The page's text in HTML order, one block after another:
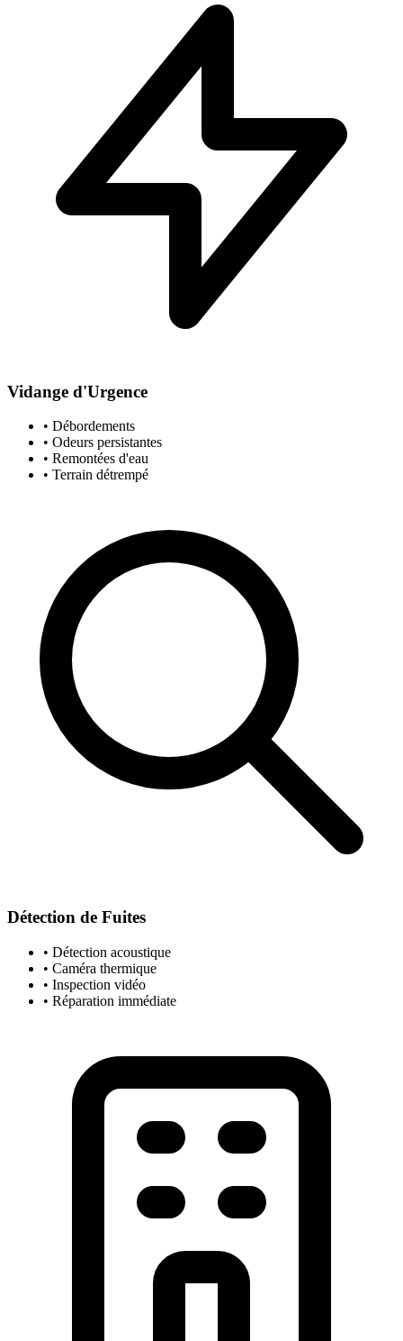
Vidange d'Urgence
• Débordements
• Odeurs persistantes
• Remontées d'eau
• Terrain détrempé
Détection de Fuites
• Détection acoustique
• Caméra thermique
• Inspection vidéo
• Réparation immédiate